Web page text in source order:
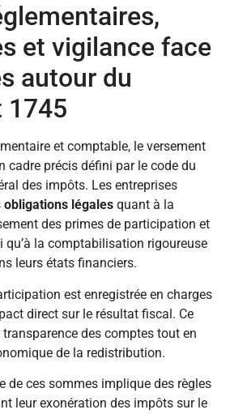
et vigilance face
autour du
1745
et comptable, le versement
cadre précis défini par le code du
des impôts. Les entreprises
obligations légales quant à la
des primes de participation et
qu’à la comptabilisation rigoureuse
leurs états financiers.
est enregistrée en charges
direct sur le résultat fiscal. Ce
des comptes tout en
de la redistribution.
de ces sommes implique des règles
leur exonération des impôts sur le